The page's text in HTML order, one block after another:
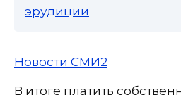
эрудиции
Новости СМИ2
В итоге платить